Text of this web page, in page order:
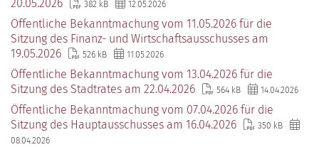
20.05.2026
382 kB 12.05.2026
Öffentliche Bekanntmachung vom 11.05.2026 für die
Sitzung des Finanz- und Wirtschaftsausschusses am
19.05.2026
526 kB 11.05.2026
Öffentliche Bekanntmachung vom 13.04.2026 für die
Sitzung des Stadtrates am 22.04.2026
564 kB 14.04.2026
Öffentliche Bekanntmachung vom 07.04.2026 für die
Sitzung des Hauptausschusses am 16.04.2026
350 kB
08.04.2026